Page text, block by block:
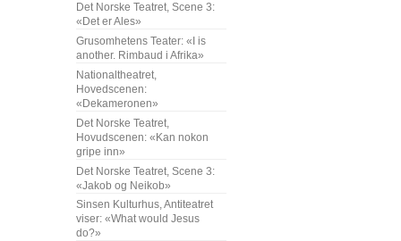
Det Norske Teatret, Scene 3:
«Det er Ales»
Grusomhetens Teater: «I is
another. Rimbaud i Afrika»
Nationaltheatret,
Hovedscenen:
«Dekameronen»
Det Norske Teatret,
Hovudscenen: «Kan nokon
gripe inn»
Det Norske Teatret, Scene 3:
«Jakob og Neikob»
Sinsen Kulturhus, Antiteatret
viser: «What would Jesus
do?»